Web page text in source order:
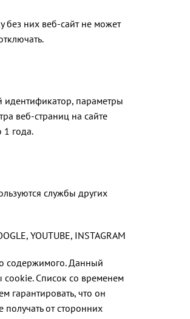
них веб-сайт не может
параметры
веб-страниц на сайте
1 года.
службы других
YOUTUBE, INSTAGRAM
содержимого. Данный
Список со временем
гарантировать, что он
от сторонних